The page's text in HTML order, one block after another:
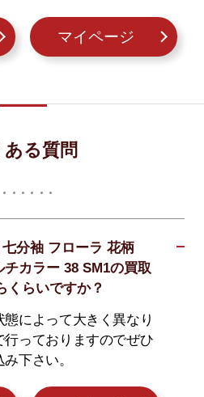
マイページ
ある質問
分袖 フローラ 花柄
チカラー 38 SM1の買取
くらいですか？
によって大きく異なり
行っておりますのでぜひ
下さい。